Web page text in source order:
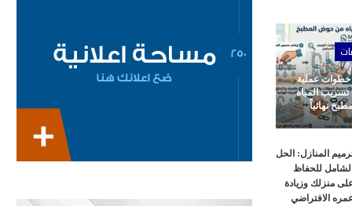
خطوات عملية
المياه
نهائياً
المنازل: الحل
الشامل للحفاظ
منزلك وزيادة
الافتراضي